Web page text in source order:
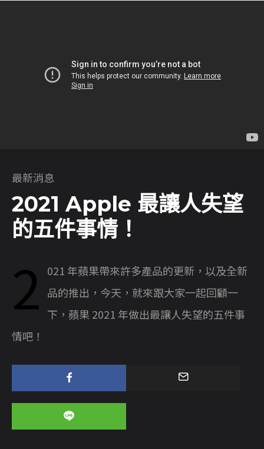
最新消息
2021 Apple 最讓人失望
的五件事情！
2 021 年蘋果帶來許多產品的更新，以及全新
品的推出，今天，就來跟大家一起回顧一
下，蘋果 2021 年做出最讓人失望的五件事
情吧！